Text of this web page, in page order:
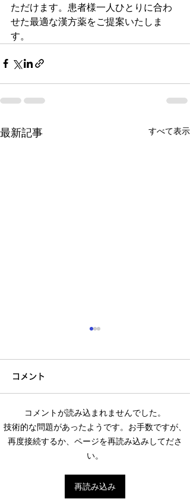
ただけます。患者様一人ひとりに合わ
せた最適な漢方薬をご提案いたしま
す。
最新記事 すべて表示
出版記念の会に参加しま
した
コメント
コメントが読み込まれませんでした。
技術的な問題があったようです。お手数ですが、
再度接続するか、ページを再読み込みしてださ
い。
再読み込み